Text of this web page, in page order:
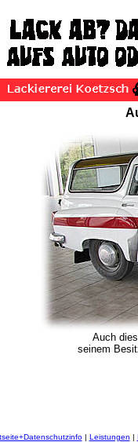
Auch
seinem
| Leistungen |